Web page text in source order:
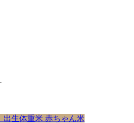
出生体重米 赤ちゃん米